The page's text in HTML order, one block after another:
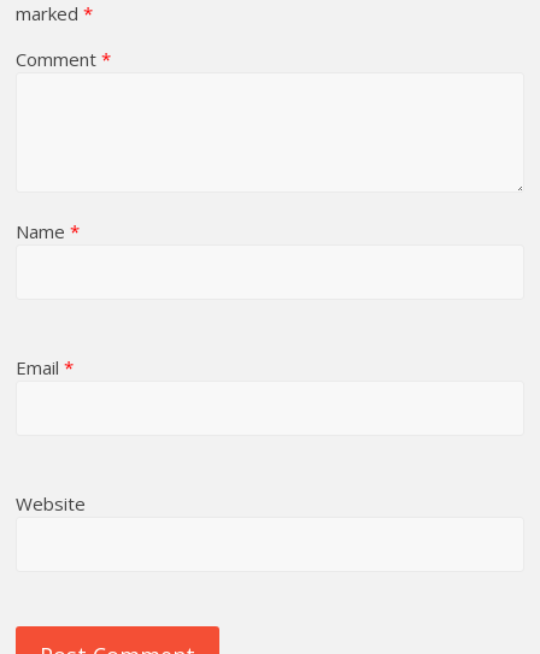
marked*
Comment*
Name*
Email*
Website